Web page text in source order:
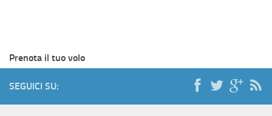
Prenota il tuo volo
SEGUICI SU: